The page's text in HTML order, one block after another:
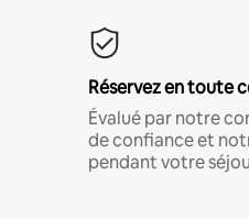
Réservez en toute
Évalué par notre
de confiance et
pendant votre